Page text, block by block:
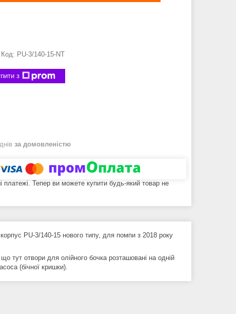
Код: PU-3/140-15-NT
з
за домовленістю
платежі. Тепер ви можете купити будь-який товар не
PU-3/140-15 нового типу, для помпи з 2018 року
тут отвори для олійного бочка розташовані на одній
(бічної кришки).